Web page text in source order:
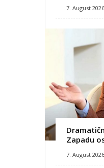
7. August
Zapadu
7. August 2026.